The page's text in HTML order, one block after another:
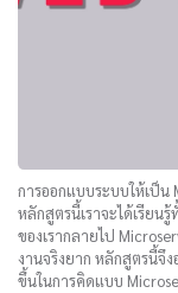
การออกแบบระบบให้เป็น
หลักสูตรนี้เราจะได้เรียน
ของเรากลายไป
งานจริงยาก หลักสูตรนี้จึ
ขึ้นในการคิดแบบ